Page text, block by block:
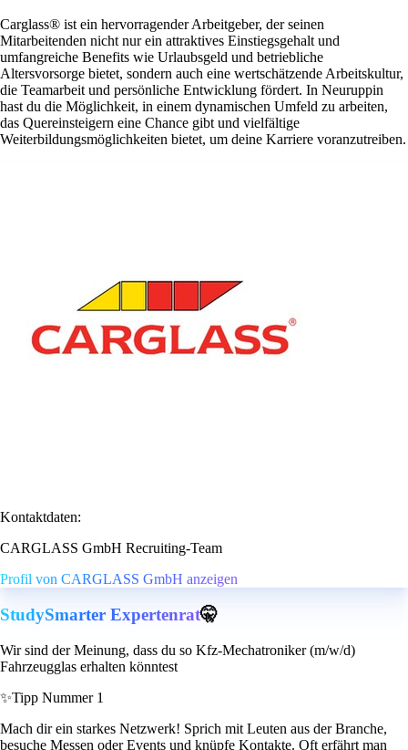
Carglass® ist ein hervorragender Arbeitgeber, der seinen
Mitarbeitenden nicht nur ein attraktives Einstiegsgehalt und
umfangreiche Benefits wie Urlaubsgeld und betriebliche
Altersvorsorge bietet, sondern auch eine wertschätzende Arbeitskultur,
die Teamarbeit und persönliche Entwicklung fördert. In Neuruppin
hast du die Möglichkeit, in einem dynamischen Umfeld zu arbeiten,
das Quereinsteigern eine Chance gibt und vielfältige
Weiterbildungsmöglichkeiten bietet, um deine Karriere voranzutreiben.
Kontaktdaten:
CARGLASS GmbH Recruiting-Team
Profil von CARGLASS GmbH anzeigen
StudySmarter Expertenrat🤫
Wir sind der Meinung, dass du so Kfz-Mechatroniker (m/w/d)
Fahrzeugglas erhalten könntest
✨Tipp Nummer 1
Mach dir ein starkes Netzwerk! Sprich mit Leuten aus der Branche,
besuche Messen oder Events und knüpfe Kontakte. Oft erfährt man